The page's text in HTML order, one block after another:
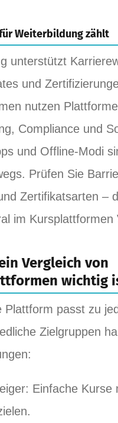
Weiterbildung zählt
unterstützt
und
nutzen
Compliance und
und Offline‑Modi
Prüfen Sie
Zertifikatsarten –
im Kursplattformen
Vergleich von
wichtig
Plattform passt zu
Zielgruppen
Einfache Kurse